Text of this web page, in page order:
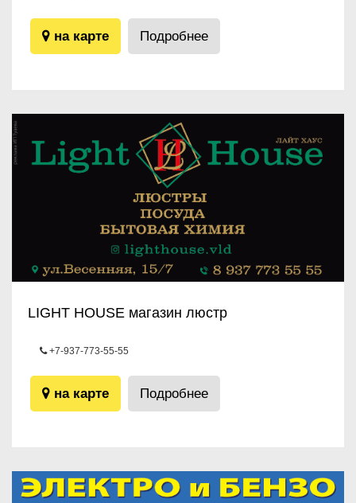
на карте Подробнее
LIGHT HOUSE магазин люстр
+7-937-773-55-55
на карте Подробнее